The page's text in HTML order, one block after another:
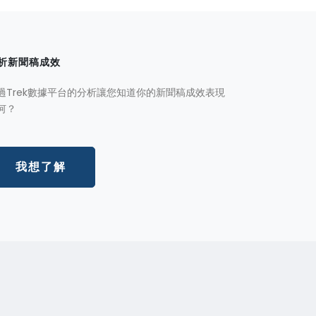
新聞稿成效
Trek數據平台的分析讓您知道你的新聞稿成效表現
？
我想了解